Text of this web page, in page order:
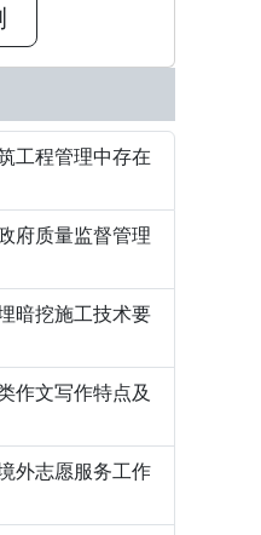
工程管理中存在
府质量监督管理
暗挖施工技术要
作文写作特点及
外志愿服务工作